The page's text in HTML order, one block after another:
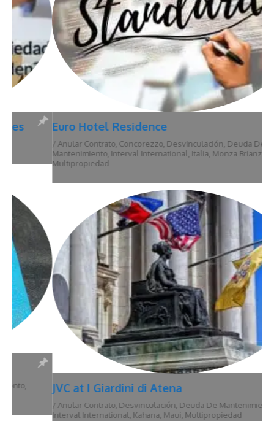
Euro Hotel Residence
Anular Contrato,Concorezzo,Desvinculación,Deuda De
Mantenimiento,Interval International,Italia,Monza Brianza,
Multipropiedad
JVC at I Giardini di Atena
Anular Contrato,Desvinculación,Deuda De Mantenimiento,Hawái,
Interval International,Kahana,Maui,Multipropiedad